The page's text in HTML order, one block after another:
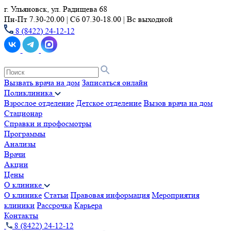
г. Ульяновск, ул. Радищева 68
Пн-Пт 7.30-20.00 | Сб 07.30-18.00 | Вс выходной
8 (8422) 24-12-12
Вызвать врача на дом Записаться онлайн
Поликлиника
Взрослое отделение Детское отделение Вызов врача на дом
Стационар
Справки и профосмотры
Программы
Анализы
Врачи
Акции
Цены
О клинике
О клинике Статьи Правовая информация Мероприятия
клиники Рассрочка Карьера
Контакты
8 (8422) 24-12-12